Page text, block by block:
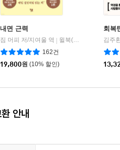
내면 근력
짐 머피 저/지여울 역
윌북(willbook)
162건
19,800원 (10% 할인)
회복
김주
안내